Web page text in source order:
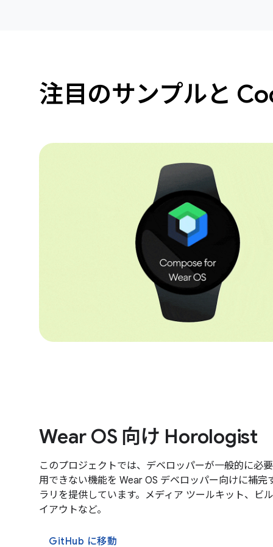
注目のサンプルと
Wear OS 向け Horologist
このプロジェクトでは、デベロッパーが一般的に必
用できない機能を Wear OS デベロッパー向けに補
ラリを提供しています。メディア ツールキット、ビ
イアウトなど。
GitHub に移動